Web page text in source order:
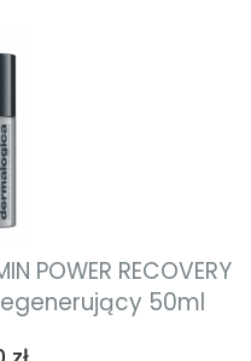
POWER RECOVERY
50ml